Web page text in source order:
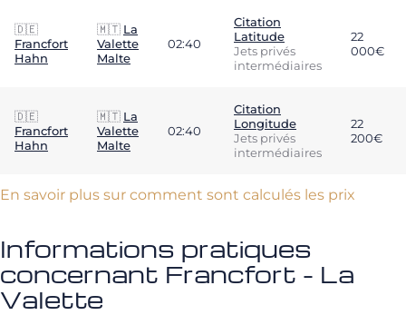
🇩🇪
Francfort
Hahn
🇲🇹 La
Valette
Malte
02:40
Citation
Latitude
Jets privés
intermédiaires
22
000€
🇩🇪
Francfort
Hahn
🇲🇹 La
Valette
Malte
02:40
Citation
Longitude
Jets privés
intermédiaires
22
200€
En savoir plus sur comment sont calculés les prix
Informations pratiques
concernant Francfort - La
Valette